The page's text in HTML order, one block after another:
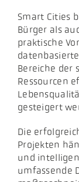
Smart Cities
Bürger als
praktische
Bereiche der
Ressourcen
gesteigert
Die
Projekten
und
umfassende